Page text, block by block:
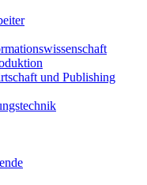
und Publishing